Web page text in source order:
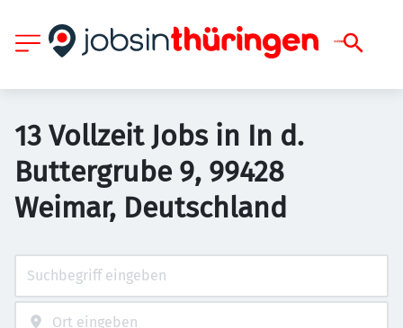
13 Vollzeit Jobs in In d.
Buttergrube 9, 99428
Weimar, Deutschland